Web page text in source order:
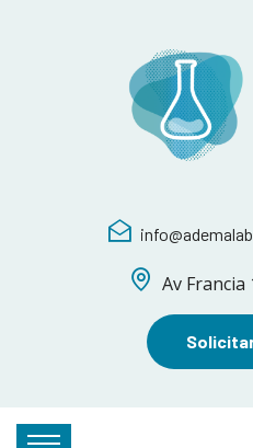
Av Francia